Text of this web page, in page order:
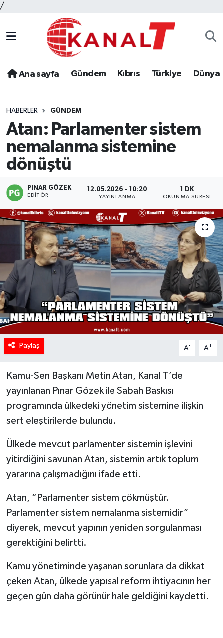
/
Ana sayfa Gündem Kıbrıs Türkiye Dünya
HABERLER GÜNDEM
Atan: Parlamenter sistem
nemalanma sistemine
dönüştü
PINAR GÖZEK
EDITÖR
12.05.2026 - 10:20
YAYINLANMA
1 DK
OKUNMA SÜRESI
Paylaş A- A+
Kamu-Sen Başkanı Metin Atan, Kanal T’de
yayınlanan Pınar Gözek ile Sabah Baskısı
programında ülkedeki yönetim sistemine ilişkin
sert eleştirilerde bulundu.
Ülkede mevcut parlamenter sistemin işlevini
yitirdiğini savunan Atan, sistemin artık toplum
yararına çalışmadığını ifade etti.
Atan, “Parlamenter sistem çökmüştür.
Parlamenter sistem nemalanma sistemidir”
diyerek, mevcut yapının yeniden sorgulanması
gerektiğini belirtti.
Kamu yönetiminde yaşanan sorunlara da dikkat
çeken Atan, ülkede yapısal reform ihtiyacının her
geçen gün daha görünür hale geldiğini kaydetti.